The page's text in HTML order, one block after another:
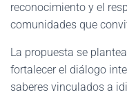
reconocimiento y el
comunidades que
La propuesta se
fortalecer el diálogo
saberes vinculados a